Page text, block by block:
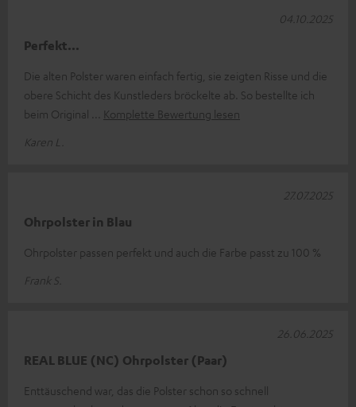
Perfekt...
Die alten Polster waren einfach fertig, sie zeigten Risse und die
obere Schicht des Kunstleders bröckelte ab. So bestellte ich
beim Original
Komplette Bewertung lesen
Karen L.
04.10.2025
Ohrpolster in Blau
Ohrpolster passen perfekt und auch die Farbe passt zu 100 %
Frank S.
27.07.2025
REAL BLUE (NC) Ohrpolster (Paar)
Enttäuschend war, das die Polster schon so schnell
26.06.2025